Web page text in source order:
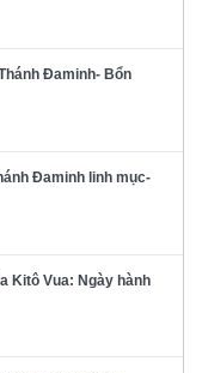
Đaminh- Bổn
Đaminh linh mục-
Kitô Vua: Ngày hành